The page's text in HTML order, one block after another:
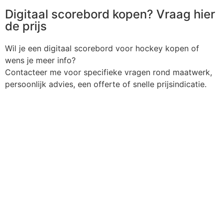
Digitaal scorebord kopen? Vraag hier
de prijs
Wil je een digitaal scorebord voor hockey kopen of
wens je meer info?
Contacteer me voor specifieke vragen rond maatwerk,
persoonlijk advies, een offerte of snelle prijsindicatie.